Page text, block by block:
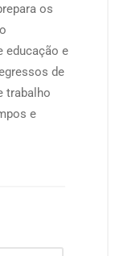
os
educação e
de
trabalho
e